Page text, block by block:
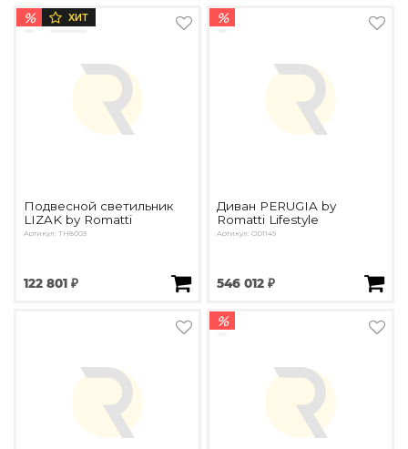
% ХИТ
Подвесной светильник
LIZAK by Romatti
Артикул: TH8003
122 801 ₽
%
Диван PERUGIA by
Romatti Lifestyle
Артикул: OD1149
546 012 ₽
%